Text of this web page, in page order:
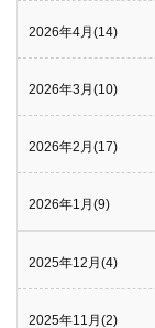
2026年4月(14)
2026年3月(10)
2026年2月(17)
2026年1月(9)
2025年12月(4)
2025年11月(2)